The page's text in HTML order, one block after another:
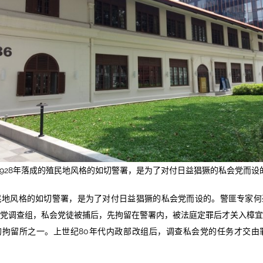
年落成的殖民地风格的如切警署，是为了对付日益猖獗的私会党而设
风格的如切警署，是为了对付日益猖獗的私会党而设的。警匪专家
调查组，私会党徒被捕后，先拘留在警署内，被法庭定罪后才关入樟
留所之一。上世纪80年代内政部改组后，调查私会党的任务才交由